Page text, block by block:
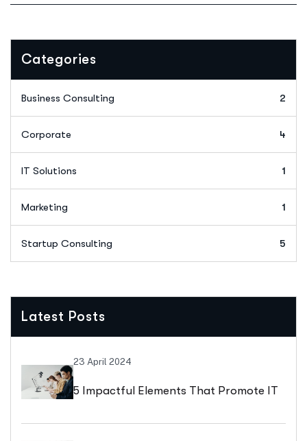
Categories
Business Consulting 2
Corporate 4
IT Solutions 1
Marketing 1
Startup Consulting 5
Latest Posts
23 April 2024
5 Impactful Elements That Promote IT
And Business